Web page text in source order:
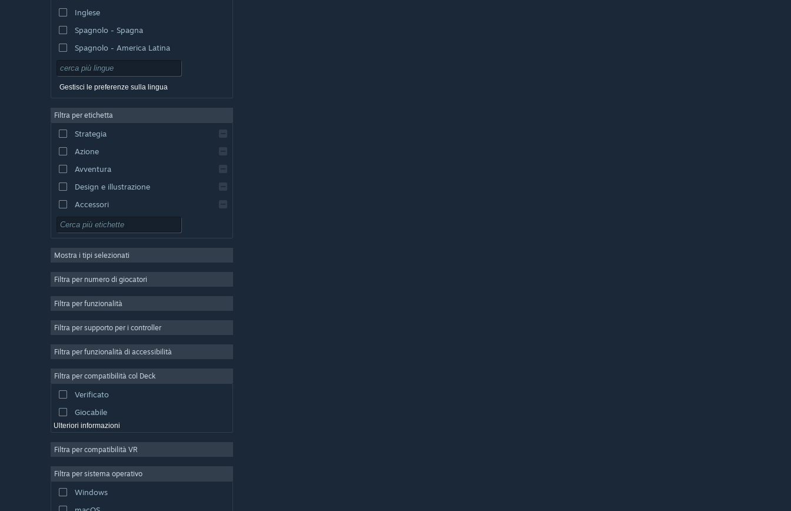
Inglese
Spagnolo - Spagna
Spagnolo - America Latina
Gestisci le preferenze sulla lingua
Filtra per etichetta
Strategia
Azione
Avventura
Design e illustrazione
Accessori
Free-to-Play
Multigiocatore di massa
Simulazione
Produzione di video
Fotoritocco
Mostra i tipi selezionati
Filtra per numero di giocatori
Filtra per funzionalità
Filtra per supporto per i controller
Filtra per funzionalità di accessibilità
Filtra per compatibilità col Deck
Verificato
Giocabile
Ulteriori informazioni
Filtra per compatibilità VR
Filtra per sistema operativo
Windows